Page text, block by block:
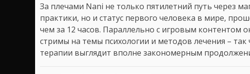
За плечами Nani не только пятилетний путь через
практики, но и статус первого человека в мире,
чем за 12 часов. Параллельно с игровым контентом
стримы на темы психологии и методов лечения –
терапии выглядит вполне закономерным